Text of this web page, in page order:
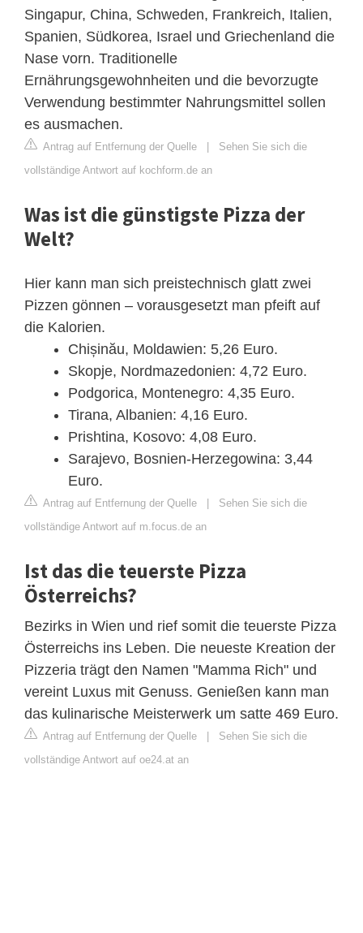
Singapur, China, Schweden, Frankreich, Italien,
Spanien, Südkorea, Israel und Griechenland die
Nase vorn. Traditionelle
Ernährungsgewohnheiten und die bevorzugte
Verwendung bestimmter Nahrungsmittel sollen
es ausmachen.
Antrag auf Entfernung der Quelle | Sehen Sie sich die
vollständige Antwort auf kochform.de an
Was ist die günstigste Pizza der
Welt?
Hier kann man sich preistechnisch glatt zwei
Pizzen gönnen – vorausgesetzt man pfeift auf
die Kalorien.
Chișinău, Moldawien: 5,26 Euro.
Skopje, Nordmazedonien: 4,72 Euro.
Podgorica, Montenegro: 4,35 Euro.
Tirana, Albanien: 4,16 Euro.
Prishtina, Kosovo: 4,08 Euro.
Sarajevo, Bosnien-Herzegowina: 3,44
Euro.
Antrag auf Entfernung der Quelle | Sehen Sie sich die
vollständige Antwort auf m.focus.de an
Ist das die teuerste Pizza
Österreichs?
Bezirks in Wien und rief somit die teuerste Pizza
Österreichs ins Leben. Die neueste Kreation der
Pizzeria trägt den Namen "Mamma Rich" und
vereint Luxus mit Genuss. Genießen kann man
das kulinarische Meisterwerk um satte 469 Euro.
Antrag auf Entfernung der Quelle | Sehen Sie sich die
vollständige Antwort auf oe24.at an